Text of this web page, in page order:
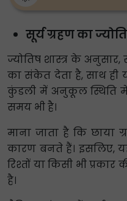
सूर्य ग्रहण का
ज्योतिष शास्त्र के
का संकेत देता है, साथ ही
कुंडली में अनुकूल स्थिति
समय भी है।
माना जाता है कि छाया
कारण बनते हैं। इसलिए,
रिश्तों या किसी भी
है।